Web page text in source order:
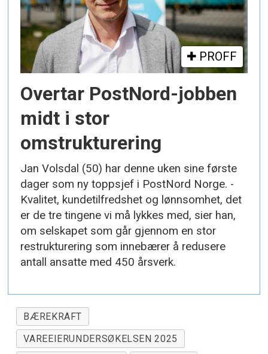
PROFF
Overtar PostNord-jobben
midt i stor
omstrukturering
Jan Volsdal (50) har denne uken sine første
dager som ny toppsjef i PostNord Norge. -
Kvalitet, kundetilfredshet og lønnsomhet, det
er de tre tingene vi må lykkes med, sier han,
om selskapet som går gjennom en stor
restrukturering som innebærer å redusere
antall ansatte med 450 årsverk.
BÆREKRAFT
VAREEIERUNDERSØKELSEN 2025